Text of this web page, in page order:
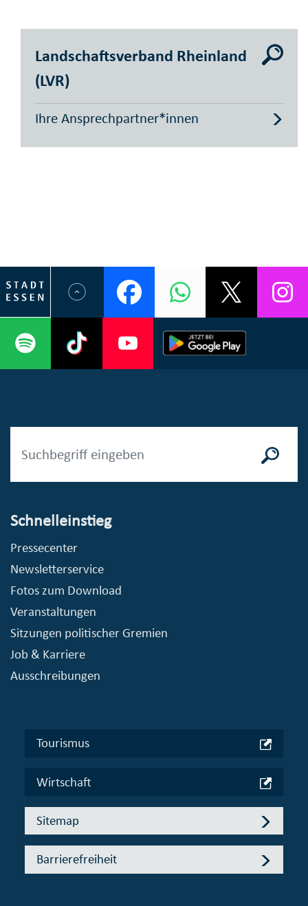
Landschaftsverband Rheinland
(LVR)
Ihre Ansprechpartner*innen
Schnelleinstieg
Pressecenter
Newsletterservice
Fotos zum Download
Veranstaltungen
Sitzungen politischer Gremien
Job & Karriere
Ausschreibungen
Tourismus
Wirtschaft
Sitemap
Barrierefreiheit